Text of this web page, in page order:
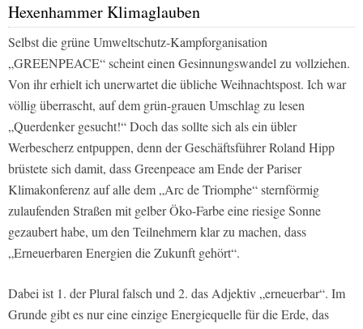
Hexenhammer Klimaglauben
Selbst die grüne Umweltschutz-Kampforganisation
„GREENPEACE“ scheint einen Gesinnungswandel zu vollziehen.
Von ihr erhielt ich unerwartet die übliche Weihnachtspost. Ich war
völlig überrascht, auf dem grün-grauen Umschlag zu lesen
„Querdenker gesucht!“ Doch das sollte sich als ein übler
Werbescherz entpuppen, denn der Geschäftsführer Roland Hipp
brüstete sich damit, dass Greenpeace am Ende der Pariser
Klimakonferenz auf alle dem „Arc de Triomphe“ sternförmig
zulaufenden Straßen mit gelber Öko-Farbe eine riesige Sonne
gezaubert habe, um den Teilnehmern klar zu machen, dass
„Erneuerbaren Energien die Zukunft gehört“.
Dabei ist 1. der Plural falsch und 2. das Adjektiv „erneuerbar“. Im
Grunde gibt es nur eine einzige Energiequelle für die Erde, das